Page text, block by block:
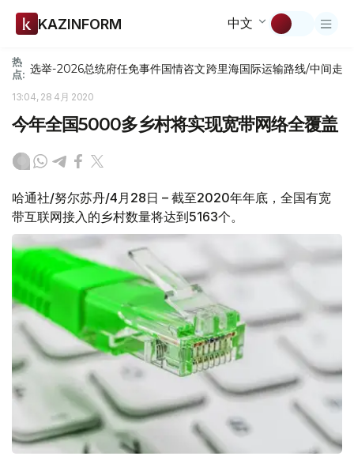
KAZINFORM 中文
热
点: 选举-2026总统府任免事件国情咨文跨里海国际运输路线/中间走廊
13:04, 28 4月 2020
今年全国5000多乡村将实现宽带网络全覆盖
哈通社/努尔苏丹/4月28日 – 截至2020年年底，全国有宽
带互联网接入的乡村数量将达到5163个。